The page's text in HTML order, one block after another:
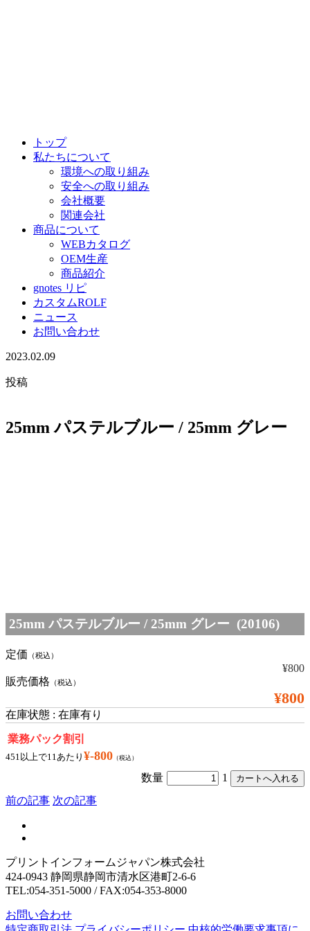
トップ
私たちについて
環境への取り組み
安全への取り組み
会社概要
関連会社
商品について
WEBカタログ
OEM生産
商品紹介
gnotes リピ
カスタムROLF
ニュース
お問い合わせ
2023.02.09
投稿
25mm パステルブルー / 25mm グレー
25mm パステルブルー / 25mm グレー (20106)
定価 （税込）
¥800
販売価格 （税込）
¥800
在庫状態 : 在庫有り
業務パック割引
451以上で11あたり ¥-800 （税込）
数量
1
前の記事 次の記事
プリントインフォームジャパン株式会社
424-0943 静岡県静岡市清水区港町2-6-6
TEL:054-351-5000 / FAX:054-353-8000
お問い合わせ